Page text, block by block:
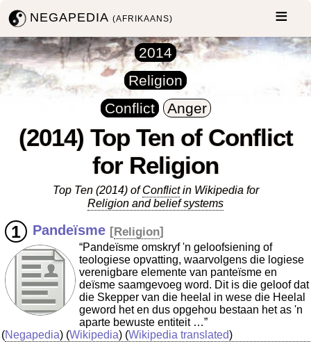
NEGAPEDIA(AFRIKAANS)
2014
Religion
Conflict
Anger
(2014) Top Ten of Conflict
for Religion
Top Ten (2014) ofConflictin Wikipedia for
Religion and belief systems
Pandeïsme [Religion]
“Pandeïsme omskryf 'n geloofsiening of
teologiese opvatting, waarvolgens die logiese
verenigbare elemente van panteïsme en
deïsme saamgevoeg word. Dit is die geloof dat
die Skepper van die heelal in wese die Heelal
geword het en dus opgehou bestaan het as 'n
aparte bewuste entiteit …”
(Negapedia) (Wikipedia) (Wikipedia translated)